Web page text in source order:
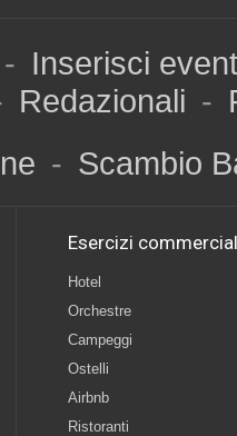
- Inserisci
Redazionali -
- Scambio
Esercizi
Hotel
Orchestre
Campeggi
Ostelli
Airbnb
Ristoranti